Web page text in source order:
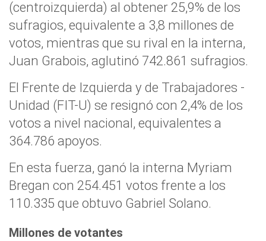
(centroizquierda) al obtener 25,9% de los
sufragios, equivalente a 3,8 millones de
votos, mientras que su rival en la interna,
Juan Grabois, aglutinó 742.861 sufragios.
El Frente de Izquierda y de Trabajadores -
Unidad (FIT-U) se resignó con 2,4% de los
votos a nivel nacional, equivalentes a
364.786 apoyos.
En esta fuerza, ganó la interna Myriam
Bregan con 254.451 votos frente a los
110.335 que obtuvo Gabriel Solano.
Millones de votantes